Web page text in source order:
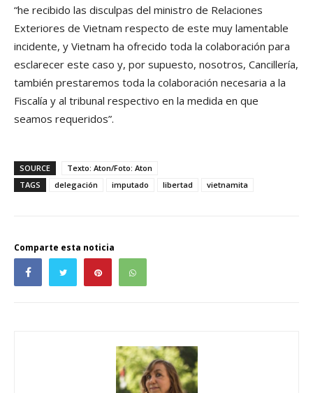
“he recibido las disculpas del ministro de Relaciones
Exteriores de Vietnam respecto de este muy lamentable
incidente, y Vietnam ha ofrecido toda la colaboración para
esclarecer este caso y, por supuesto, nosotros, Cancillería,
también prestaremos toda la colaboración necesaria a la
Fiscalía y al tribunal respectivo en la medida en que
seamos requeridos”.
SOURCE
Texto: Aton/Foto: Aton
TAGS
delegación imputado libertad vietnamita
Comparte esta noticia